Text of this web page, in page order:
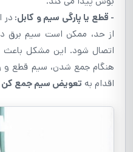
- قطع یا پارگی سیم و کابل: در
از حد، ممکن است سیم برق
اتصال شود. این مشکل
هنگام جمع شدن، سیم قطع و
اقدام به تعویض سیم جمع کن